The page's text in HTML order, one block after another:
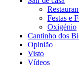
Festas e
Oxigénio
Cantinho dos
Opinião
Visto
Vídeos